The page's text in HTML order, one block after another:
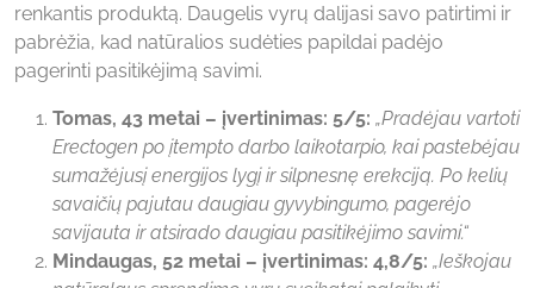
renkantis produktą. Daugelis vyrų dalijasi savo patirtimi ir
pabrėžia, kad natūralios sudėties papildai padėjo
pagerinti pasitikėjimą savimi.
Tomas, 43 metai – įvertinimas: 5/5: „Pradėjau vartoti
Erectogen po įtempto darbo laikotarpio, kai pastebėjau
sumažėjusį energijos lygį ir silpnesnę erekciją. Po kelių
savaičių pajutau daugiau gyvybingumo, pagerėjo
savijauta ir atsirado daugiau pasitikėjimo savimi.“
Mindaugas, 52 metai – įvertinimas: 4,8/5: „Ieškojau